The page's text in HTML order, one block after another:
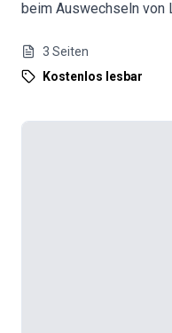
beim Auswechseln von
3 Seiten
Kostenlos lesbar